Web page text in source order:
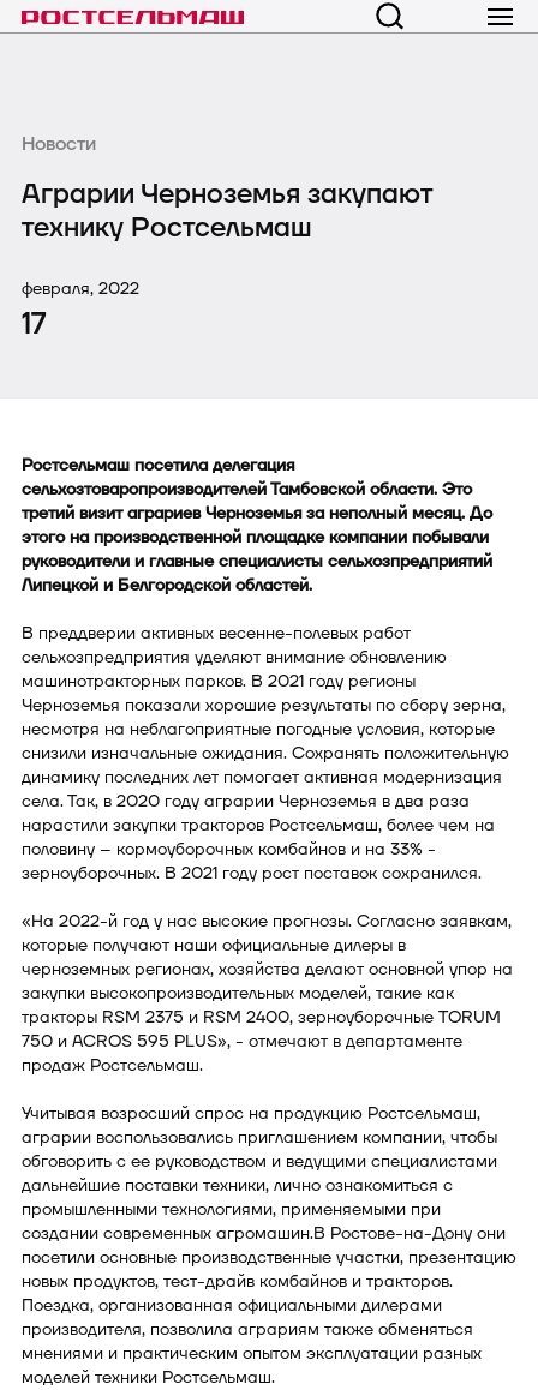
Новости
Аграрии Черноземья закупают
технику Ростсельмаш
февраля, 2022
17
Ростсельмаш посетила делегация
сельхозтоваропроизводителей Тамбовской области. Это
третий визит аграриев Черноземья за неполный месяц. До
этого на производственной площадке компании побывали
руководители и главные специалисты сельхозпредприятий
Липецкой и Белгородской областей.
В преддверии активных весенне-полевых работ
сельхозпредприятия уделяют внимание обновлению
машинотракторных парков. В 2021 году регионы
Черноземья показали хорошие результаты по сбору зерна,
несмотря на неблагоприятные погодные условия, которые
снизили изначальные ожидания. Сохранять положительную
динамику последних лет помогает активная модернизация
села. Так, в 2020 году аграрии Черноземья в два раза
нарастили закупки тракторов Ростсельмаш, более чем на
половину – кормоуборочных комбайнов и на 33% -
зерноуборочных. В 2021 году рост поставок сохранился.
«На 2022-й год у нас высокие прогнозы. Согласно заявкам,
которые получают наши официальные дилеры в
черноземных регионах, хозяйства делают основной упор на
закупки высокопроизводительных моделей, такие как
тракторы RSM 2375 и RSM 2400, зерноуборочные TORUM
750 и ACROS 595 PLUS», - отмечают в департаменте
продаж Ростсельмаш.
Учитывая возросший спрос на продукцию Ростсельмаш,
аграрии воспользовались приглашением компании, чтобы
обговорить с ее руководством и ведущими специалистами
дальнейшие поставки техники, лично ознакомиться с
промышленными технологиями, применяемыми при
создании современных агромашин.В Ростове-на-Дону они
посетили основные производственные участки, презентацию
новых продуктов, тест-драйв комбайнов и тракторов.
Поездка, организованная официальными дилерами
производителя, позволила аграриям также обменяться
мнениями и практическим опытом эксплуатации разных
моделей техники Ростсельмаш.